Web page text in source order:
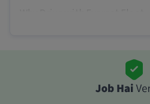
Free repair & maintenance
Drive up to 200 km on a single
Free parking & charging